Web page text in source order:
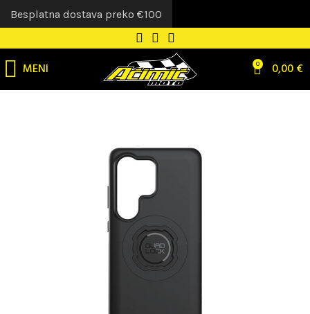
MENI 0 0,00€
Besplatna dostava preko €100